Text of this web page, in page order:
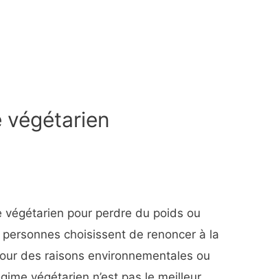
végétarien
pour perdre du poids ou
choisissent de renoncer à la
des raisons environnementales ou